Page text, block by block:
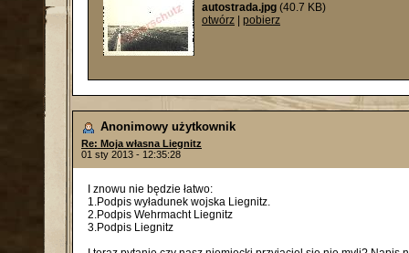
autostrada.jpg (40.7 KB)
otwórz
pobierz
Anonimowy użytkownik
Re: Moja własna Liegnitz
01 sty 2013 - 12:35:28
I znowu nie będzie łatwo:
1.Podpis wyładunek wojska Liegnitz.
2.Podpis Wehrmacht Liegnitz
3.Podpis Liegnitz